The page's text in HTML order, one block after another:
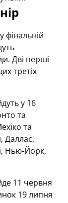
фінальній
Дві перші
третіх
у 16
та
та
Даллас,
Нью-Йорк,
11 червня
19 липня